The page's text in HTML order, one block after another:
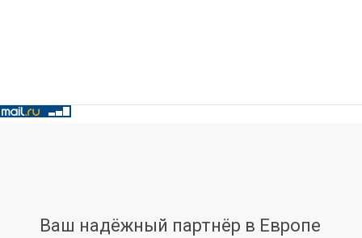
Ваш надёжный партнёр в Европе